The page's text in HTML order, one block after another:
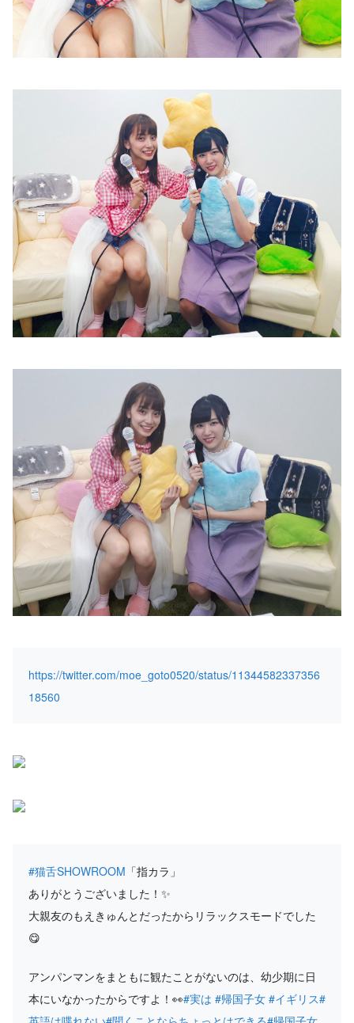
https://twitter.com/moe_goto0520/status/11344582337356
18560
#猫舌SHOWROOM 「指カラ」
ありがとうございました！✨
大親友のもえきゅんとだったからリラックスモードでした
😋
アンパンマンをまともに観たことがないのは、幼少期に日
本にいなかったからですよ！👀#実は #帰国子女 #イギリス#